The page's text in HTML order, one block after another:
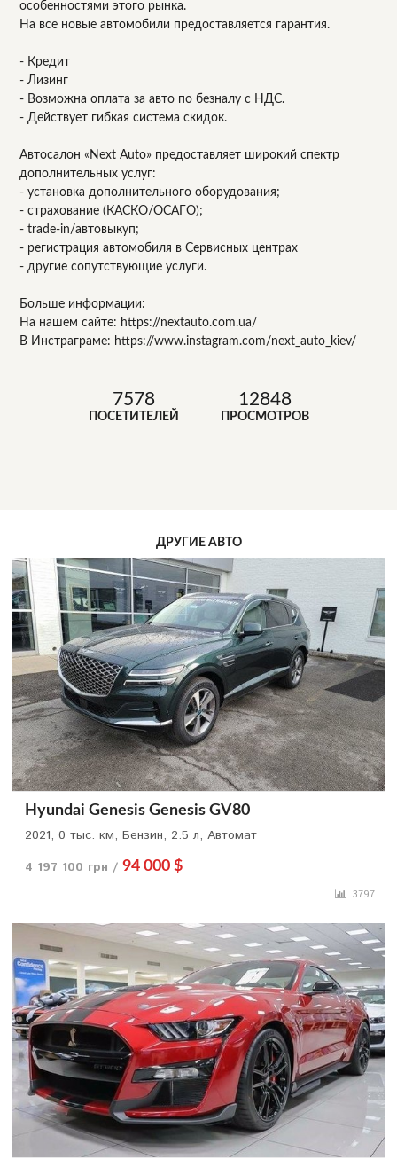
особенностями этого рынка.
На все новые автомобили предоставляется гарантия.
- Кредит
- Лизинг
- Возможна оплата за авто по безналу с НДС.
- Действует гибкая система скидок.
Автосалон «Next Auto» предоставляет широкий спектр
дополнительных услуг:
- установка дополнительного оборудования;
- страхование (КАСКО/ОСАГО);
- trade-in/автовыкуп;
- регистрация автомобиля в Сервисных центрах
- другие сопутствующие услуги.
Больше информации:
На нашем сайте: https://nextauto.com.ua/
В Инстраграме: https://www.instagram.com/next_auto_kiev/
7578
ПОСЕТИТЕЛЕЙ
12848
ПРОСМОТРОВ
ДРУГИЕ АВТО
Hyundai Genesis Genesis GV80
2021, 0 тыс. км, Бензин, 2.5 л, Автомат
4 197 100 грн / 94 000 $
3797